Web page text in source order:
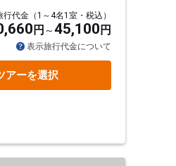
代金（1～4名1室・税込）
円 45,100 円
表示旅行代金について
アーを選択